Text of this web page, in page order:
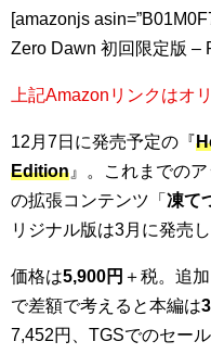
[amazonjs
Zero Dawn 初回限定版 –
上記Amazonリンクはオ
12月7日に発売予定の『
Edition 』。これまでの
の拡張コンテンツ「 凍て
リジナル版は3月に発売し
価格は5,900円 ＋税。追
で差額で考えると本編は
7,452円、TGSでのセー